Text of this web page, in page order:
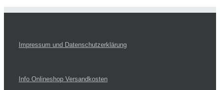
Impressum und Datenschutzerklärung
Info Onlineshop Versandkosten